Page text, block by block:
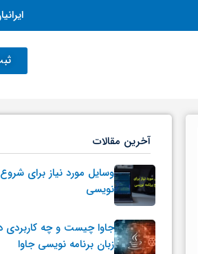
آخرین مقالات
وسایل مورد نیاز برای شروع
نویسی
جاوا چیست و چه کاربردی
زبان برنامه نویسی جاوا